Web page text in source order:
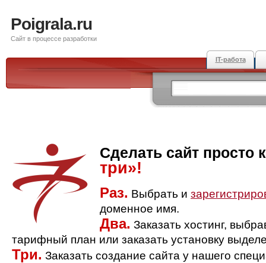
Poigrala.ru
Сайт в процессе разработки
IT-работа
Сделать сайт просто
три»!
Раз. Выбрать и
доменное имя.
Два. Заказать хостинг,
тарифный план или заказать установку
Три. Заказать создание сайта у нашего